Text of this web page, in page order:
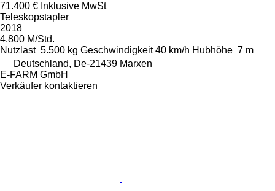
71.400 € Inklusive MwSt
Teleskopstapler
2018
4.800 M/Std.
Nutzlast 5.500 kg Geschwindigkeit 40 km/h Hubhöhe 7 m
Deutschland, De-21439 Marxen
E-FARM GmbH
Verkäufer kontaktieren